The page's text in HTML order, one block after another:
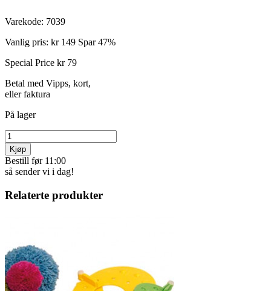
Varekode: 7039
Vanlig pris: kr 149 Spar 47%
Special Price kr 79
Betal med Vipps, kort,
eller faktura
På lager
Kjøp
Bestill før 11:00
så sender vi i dag!
Relaterte produkter